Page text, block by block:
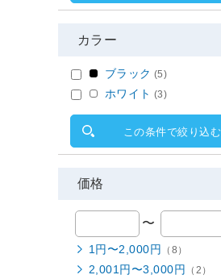
カラー
ブラック (5)
ホワイト (3)
この条件で絞り込む
価格
〜
1円〜2,000円 （8）
2,001円〜3,000円 （2）